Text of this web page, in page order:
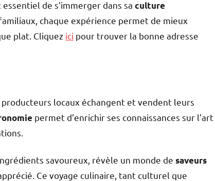
de s’immerger dans sa culture
chaque expérience permet de mieux
plat. Cliquez ici pour trouver la bonne adresse
locaux échangent et vendent leurs
permet d’enrichir ses connaissances sur l’art
savoureux, révèle un monde de saveurs
Ce voyage culinaire, tant culturel que